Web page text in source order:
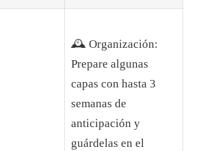
🕰 Organización:
Prepare algunas
capas con hasta 3
semanas de
anticipación y
guárdelas en el